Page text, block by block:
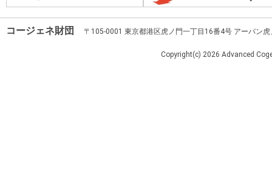
コージェネ財団 〒105-0001 東京都港区虎ノ門一丁目16番4号 アーバン
Copyright(c) 2026 Advanced